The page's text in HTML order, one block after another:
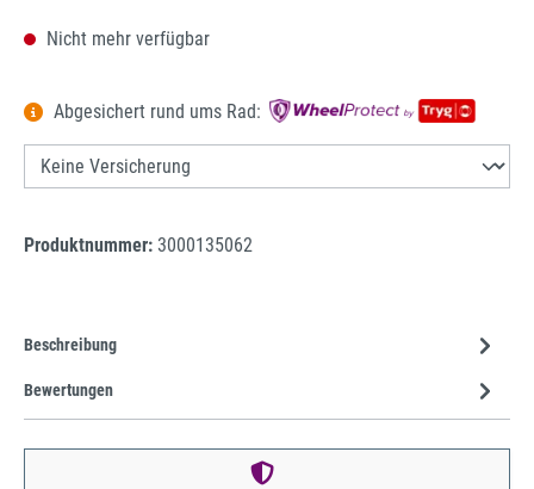
Nicht mehr verfügbar
Abgesichert rund ums Rad:
Produktnummer: 3000135062
Beschreibung
Bewertungen